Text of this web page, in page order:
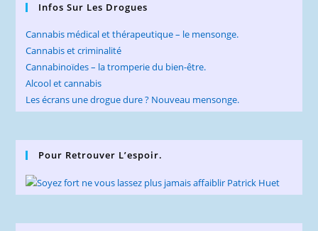
Infos Sur Les Drogues
Cannabis médical et thérapeutique – le mensonge.
Cannabis et criminalité
Cannabinoïdes – la tromperie du bien-être.
Alcool et cannabis
Les écrans une drogue dure ? Nouveau mensonge.
Pour Retrouver L’espoir.